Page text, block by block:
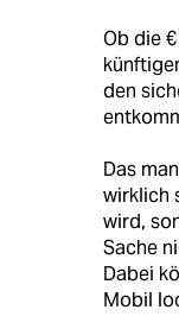
Ob die
den
Das
wirklich
wird,
Sache
Dabei
Mobil